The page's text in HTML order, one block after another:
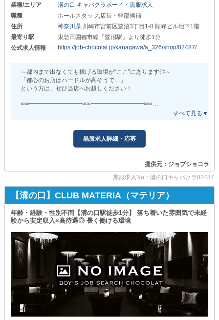
※支給条件あり
||◣ ◢||
あなたの理想のナイトワークライフを
SUNNY（サニー）
◇━━━━━━━━━━━━◇
┏━━━━━━ 給与について ━━━━━━┓
上記とは別に《賞与》もご用意！
高収入が手に入る【サニー】なら
余裕のある生活を送れます。
┏━━━━ 抜群の良環境をご用意 ━━━━┓
■社会保険完備■
￣￣￣￣￣￣￣￣
ケガや病気といった万が一の時も安心◎
無理なく腰を据えて長く続けられます！
■帰宅時の負担も軽減■
￣￣￣￣￣￣￣￣￣￣￣
業種/エリア
溝の口 キャバクラボーイ・黒服求人
職種
ホールスタッフ,店長・幹部候補
住所
神奈川県 川崎市宮前区鷺沼3丁目1-8 順峰ビル地下1階
最寄り駅
東急田園都市線「鷺沼駅」より徒歩1分
公式求人情報
https://job-chocolat.jp/kanagawa/a_326/shop/02487/
～都内まで出なくても稼げる環境が“ここ”にあります◎～
「都心のお店はハードルが高そうで…」
という方は、ぜひ当店へお越しください！
∞∞━━━━━━━━━∞∞━━━━━━━━━∞∞
《【鷺沼駅】RESORT（リゾート）》
∞∞━━━━━━━━━∞∞━━━━━━━━━∞∞
＼＼男女ともに新規メンバーを緊急大量募集中／／
当求人では特にアルバイト希望の方を
積極的に採用しています！
短期間の勤務も大歓迎です。
＜ホールスタッフ：時給1,800円以上＞
現在、女性メンバーも活躍中です。
男女関係なく働けるように
『研修制度』や『サポート体制』も万全に整えています。
また『掛け持ち』『週2～3日の勤務』もOK！
ご家庭やプライベートの予定に合わせてお仕事できます。
副業として始めたい方にもオススメです◎
＊テキパキとお仕事できる
＊チームワークを大切にできる etc.
黒服求人詳細・応募
提供元：ジョブショコラ
黒服求人No：溝の口キャバクラ02487
【溝の口】CLUB MATERIA（マテリア）
年齢・経験・性別不問【溝の口駅徒歩1分】 落ち着いた雰囲気で未経
験から安定収入×高待遇◎ 長く働ける環境